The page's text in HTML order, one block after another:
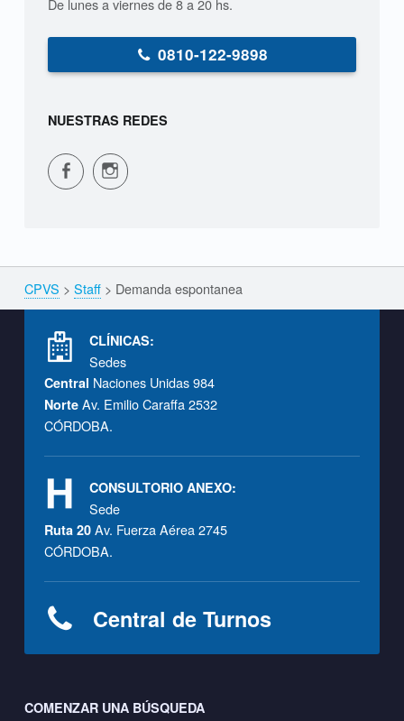
De lunes a viernes de 8 a 20 hs.
0810-122-9898
NUESTRAS REDES
CPVS en Facebook CPVS en Instagram
Breadcrumbs navigation
CPVS > Staff> Demanda espontanea
CLÍNICAS:
Sedes
Central Naciones Unidas 984
Norte Av. Emilio Caraffa 2532
CÓRDOBA.
CONSULTORIO ANEXO:
Sede
Ruta 20Av. Fuerza Aérea 2745
CÓRDOBA.
Central de Turnos
COMENZAR UNA BÚSQUEDA